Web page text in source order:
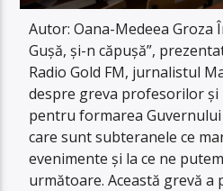
Autor: Oana-Medeea Groza
Gușă, și-n căpușă”,
Radio Gold FM, jurnalistul
despre greva profesorilor și
pentru formarea
care sunt subteranele ce
evenimente și la ce ne
următoare. Această grevă